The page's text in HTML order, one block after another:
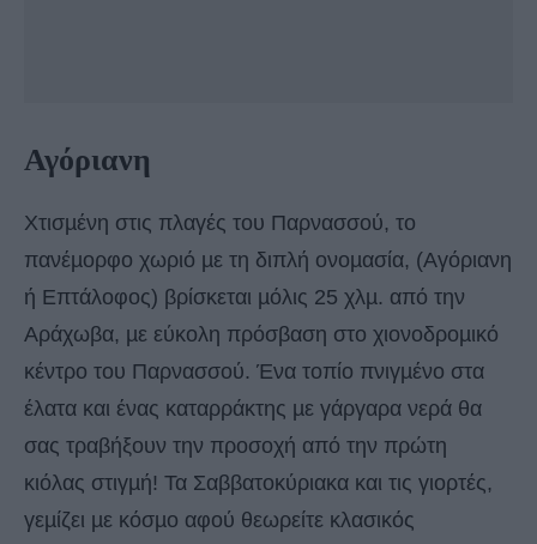
Αγόριανη
Χτισµένη στις πλαγές του Παρνασσού, το
πανέµορφο χωριό µε τη διπλή ονοµασία, (Αγόριανη
ή Επτάλοφος) βρίσκεται µόλις 25 χλµ. από την
Αράχωβα, µε εύκολη πρόσβαση στο χιονοδροµικό
κέντρο του Παρνασσού. Ένα τοπίο πνιγµένο στα
έλατα και ένας καταρράκτης µε γάργαρα νερά θα
σας τραβήξουν την προσοχή από την πρώτη
κιόλας στιγµή! Τα Σαββατοκύριακα και τις γιορτές,
γεµίζει µε κόσµο αφού θεωρείτε κλασικός